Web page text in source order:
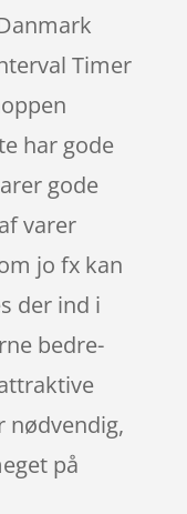
Timer
har gode
gode
varer
jo fx kan
der ind i
bedre-
nødvendig,
på